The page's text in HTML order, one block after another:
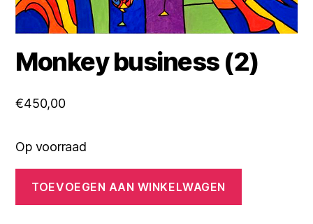
Monkey business (2)
€450,00
Op voorraad
business
(2)
TOEVOEGEN AAN WINKELWAGEN